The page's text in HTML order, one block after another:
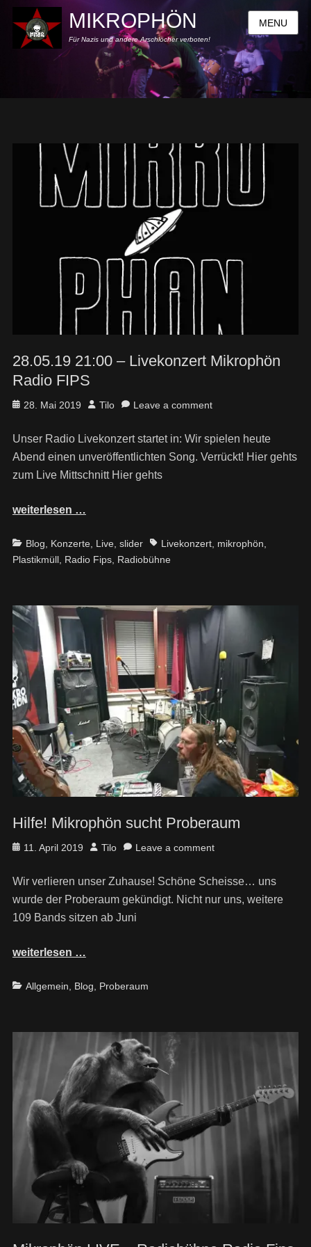
MIKROPHÖN
Für Nazis und andere Arschlöcher verboten!
MENU
28.05.19 21:00 – Livekonzert Mikrophön
Radio FIPS
Posted
28. Mai 2019 Author
Tilo Leave a comment
Unser Radio Livekonzert startet in: Wir spielen heute
Abend einen unveröffentlichten Song. Verrückt! Hier gehts
zum Live Mittschnitt Hier gehts
weiterlesen …
Categories
Blog, Konzerte, Live, slider TagsLivekonzert, mikrophön,
Plastikmüll, Radio Fips, Radiobühne
Hilfe! Mikrophön sucht Proberaum
Posted
11. April 2019 Author
Tilo Leave a comment
Wir verlieren unser Zuhause! Schöne Scheisse… uns
wurde der Proberaum gekündigt. Nicht nur uns, weitere
109 Bands sitzen ab Juni
weiterlesen …
Categories
Allgemein Blog Proberaum